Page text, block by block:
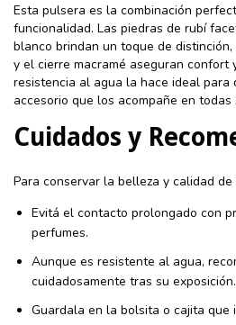
Esta pulsera es la combinación
funcionalidad. Las piedras de rubí
blanco brindan un toque de
y el cierre macramé aseguran confort
resistencia al agua la hace ideal para
accesorio que los acompañe en todas
Cuidados y
Para conservar la belleza y calidad
Evitá el contacto prolongado con
perfumes.
Aunque es resistente al agua,
cuidadosamente tras su exposición.
Guardala en la bolsita o cajita que